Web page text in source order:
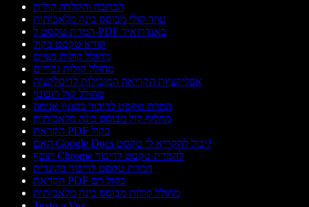
הכתבה והקלדה קולית
עוזר קולי מבוסס בינה מלאכותית
המרת טקסט ל-PDF באנדרואיד
קורא טקסט בקול
מחולל קולות נשיים
מחולל קולות גבריים
אפליקציות הקריאה המובילות לדיסלקציה
מחולל קול רובוטי
המרת טקסט לדיבור בסגנון אנימה
מחליף קול מבוסס בינה מלאכותית
הקראת PDF בקול
האם Google Docs יכול להקריא לי טקסט?
תוסף Chrome להמרת טקסט לדיבור
המרת טקסט לדיבור בהינדית
הקראת PDF בקול רם
מחולל קולות מבוסס בינה מלאכותית